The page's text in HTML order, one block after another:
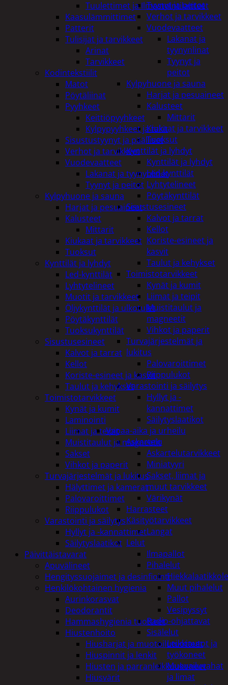
Tyynyt ja peitot
Verhot ja tarvikkeet
Vuodevaatteet
Lakanat ja
tyynynlinat
Tyynyt ja
peitot
Kylpyhuone ja sauna
Harjat ja pesuaineet
Kalusteet
Mittarit
Kiukaat ja tarvikkeet
Tuoksut
Kynttilät ja lyhdyt
Kynttilät ja lyhdyt
Led-kynttilät
Lyhtytelineet
Pöytäkynttilät
Sisustusesineet
Kalvot ja tarrat
Kellot
Koriste-esineet ja
kasvit
Taulut ja kehykset
Toimistotarvikkeet
Kynät ja kumit
Liimat ja teipit
Muistitaulut ja
magneetit
Vihkot ja paperit
Turvajärjestelmät ja
lukitus
Palovaroittimet
Riippulukot
Varastointi ja säilytys
Hyllyt ja -
kannattimet
Säilytyslaatikot
Vapaa-aika ja urheilu
Askartelu
Askartelutarvikkeet
Miniatyyri
Sakset, liimat ja
muut tarvikkeet
Värikynät
Harrasteet
Käsityötarvikkeet
Langat
Lelut
Ilmapallot
Pihalelut
Muut pihalelut
Pallot
Vesipyssyt
Radio-ohjattavat
Sisälelut
Leikkiautot ja
työkoneet
Muovailuvahat
ja limat
Tuulettimet ja Ilmastointilaitteet
Kaasulämmittimet
Patterit
Tulisijat ja tarvikkeet
Arinat
Tarvikkeet
Kodintekstiilit
Matot
Pöytäliinat
Pyyhkeet
Keittiöpyyhkeet
Kylpypyyhkeet ja takit
Sisustustyynyt ja päälliset
Verhot ja tarvikkeet
Vuodevaatteet
Lakanat ja tyynynlinat
Tyynyt ja peitot
Kylpyhuone ja sauna
Harjat ja pesuaineet
Kalusteet
Mittarit
Kiukaat ja tarvikkeet
Tuoksut
Kynttilät ja lyhdyt
Led-kynttilät
Lyhtytelineet
Muotit ja tarvikkeet
Öljykynttilät ja ulkotulet
Pöytäkynttilät
Tuoksukynttilät
Sisustusesineet
Kalvot ja tarrat
Kellot
Koriste-esineet ja kasvit
Taulut ja kehykset
Toimistotarvikkeet
Kynät ja kumit
Laminointi
Liimat ja teipit
Muistitaulut ja magneetit
Sakset
Vihkot ja paperit
Turvajärjestelmät ja lukitus
Hälyttimet ja kamerat
Palovaroittimet
Riippulukot
Varastointi ja säilytys
Hyllyt ja -kannattimet
Säilytyslaatikot
Päivittäistavarat
Apuvälineet
Hengityssuojaimet ja desinfiointi
Henkilökohtainen hygienia
Aurinkorasvat
Deodorantit
Hammashygienia tuotteet
Hiustenhoito
Hiusharjat ja muotoilutuotteet
Hiuspinnit ja lenkit
Hiusten ja parranleikkuukoneet
Hiusvärit